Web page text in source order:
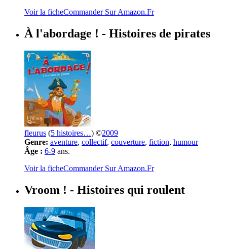
Voir la ficheCommander Sur Amazon.Fr
À l'abordage ! - Histoires de pirates
fleurus (5 histoires…) ©2009
Genre: aventure, collectif, couverture, fiction, humour
Âge : 6-9 ans.
Voir la ficheCommander Sur Amazon.Fr
Vroom ! - Histoires qui roulent